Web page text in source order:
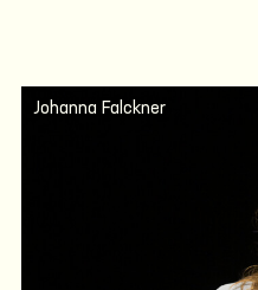
Johanna Falckner